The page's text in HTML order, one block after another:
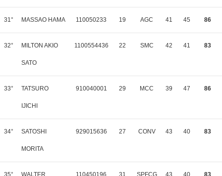
31° MASSAO HAMA 110050233 19 AGC 41 45 86
32° MILTON AKIO
SATO
1100554436 22 SMC 42 41 83
33° TATSURO
IJICHI
910040001 29 MCC 39 47 86
34° SATOSHI
MORITA
929015636 27 CONV 43 40 83
35° WALTER 110450196 31 SPFCG 43 40 83